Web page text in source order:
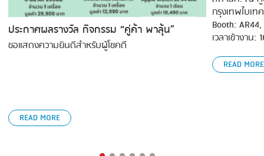
ประกาศผลรางวัล กิจกรรม “คู่ค้า พาลุ้น”
ขอแสดงความยินดีสำหรับผู้โชคดี
READ MORE
กรุงเทพไบเ
Booth:
เวลาเข้างาน:
READ MORE